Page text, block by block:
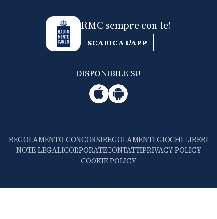
RMC sempre con te!
SCARICA L'APP
DISPONIBILE SU
REGOLAMENTO CONCORSIREGOLAMENTI GIOCHI LIBERI
NOTE LEGALICORPORATECONTATTIPRIVACY POLICY
COOKIE POLICY